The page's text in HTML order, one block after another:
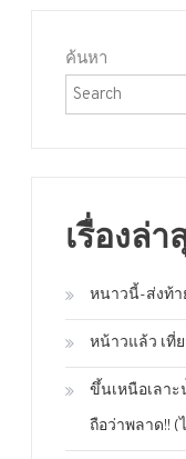
ค้นหา
เรื่องล่า
หนาวนี้-ส่งท้า
หน้าวแล้ว เที่
ขึ้นเหนือเลาะ
ถือว่าพลาด!! (